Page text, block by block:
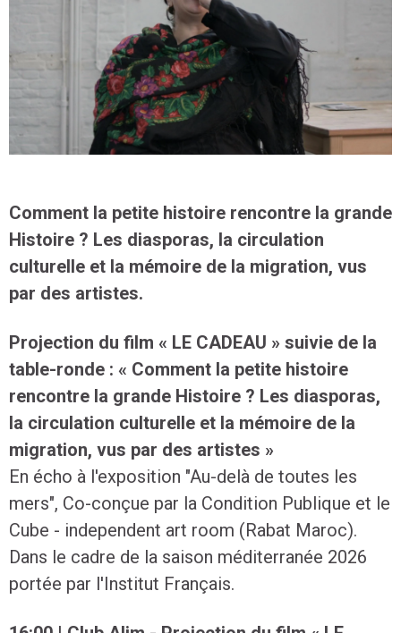
Comment la petite histoire rencontre la grande
Histoire ? Les diasporas, la circulation
culturelle et la mémoire de la migration, vus
par des artistes.
Projection du film « LE CADEAU » suivie de la
table-ronde : « Comment la petite histoire
rencontre la grande Histoire ? Les diasporas,
la circulation culturelle et la mémoire de la
migration, vus par des artistes »
En écho à l'exposition "Au-delà de toutes les
mers", Co-conçue par la Condition Publique et le
Cube - independent art room (Rabat Maroc).
Dans le cadre de la saison méditerranée 2026
portée par l'Institut Français.